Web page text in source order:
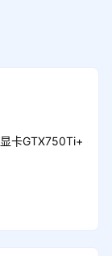
卡GTX750Ti+